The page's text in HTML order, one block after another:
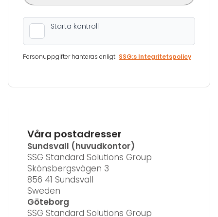
Personuppgifter hanteras enligt SSG:s Integritetspolicy
Våra postadresser
Sundsvall (huvudkontor)
SSG Standard Solutions Group
Skönsbergsvägen 3
856 41 Sundsvall
Sweden
Göteborg
SSG Standard Solutions Group